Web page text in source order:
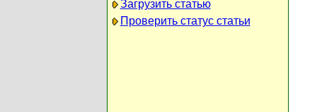
Загрузить статью
Проверить статус статьи